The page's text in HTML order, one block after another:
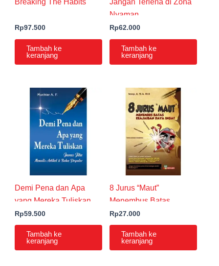
Breaking The Habits
Rp97.500
Tambah ke
keranjang
Jangan Terlena di Zona
Nyaman
Rp62.000
Tambah ke
keranjang
Demi Pena dan Apa
yang Mereka Tuliskan
Rp59.500
Tambah ke
keranjang
8 Jurus “Maut”
Menembus Batas
Keajaiban Daya Ingat
Rp27.000
Tambah ke
keranjang